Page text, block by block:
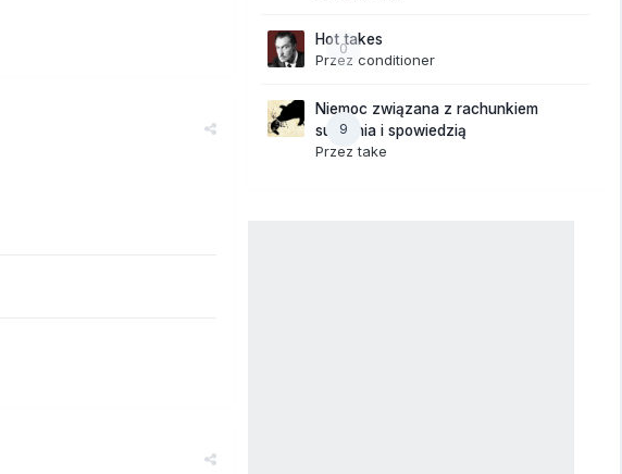
0
Hot takes
Przez conditioner
9
Niemoc związana z rachunkiem
sumienia i spowiedzią
Przeztake